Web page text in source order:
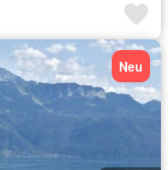
Neu